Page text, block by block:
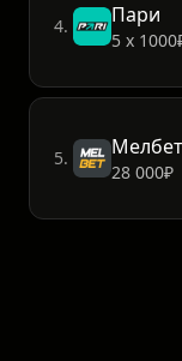
4. Пари
5 х
5. Мелбет
28 000₽